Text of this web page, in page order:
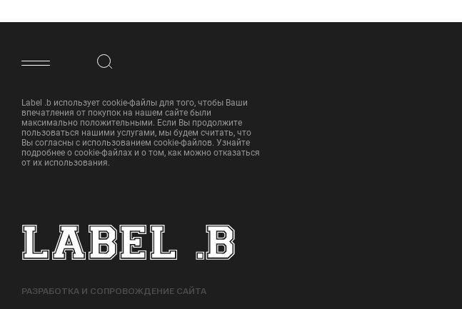
ФУТЕР САЙТА
Label .b использует cookie-файлы для того, чтобы Ваши
впечатления от покупок на нашем сайте были
максимально положительными. Если Вы продолжите
пользоваться нашими услугами, мы будем считать, что
Вы согласны с использованием cookie-файлов. Узнайте
подробнее о cookie-файлах и о том, как можно отказаться
от их использования.
РАЗРАБОТКА И СОПРОВОЖДЕНИЕ САЙТА